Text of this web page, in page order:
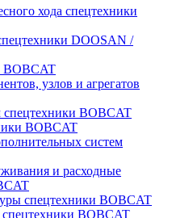
хода спецтехники
DOOSAN /
BOBCAT
узлов и агрегатов
спецтехники BOBCAT
BOBCAT
систем
и расходные
спецтехники BOBCAT
спецтехники BOBCAT